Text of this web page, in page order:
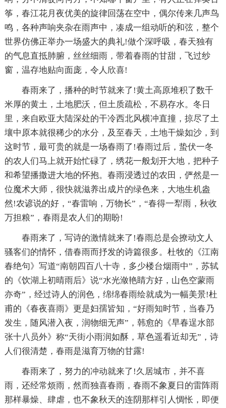
筝，春江花月夜优美的旋律回荡在空中，偶尔传来几声鸟
鸣，各种声响夹杂在雨声中，凑成一组动听的和弦，整个
世界仿佛正举办一场盛大的典礼!做个深呼吸，春天独有
的气息直抵肺腑，丝丝细雨，带着春雨的甘甜，飞过纱
窗，温存地贴向面庞，令人欣喜!
春雨来了，播种的时节就来了!黄土高原堆积了数千
米厚的黄土，土地肥沃，但土质疏松，不易存水。冬日
里，来自欧亚大陆深处的干冷西北风横冲直撞，掠尽了土
壤中原本就很稀少的水分，及至春天，土地干燥如沙，到
这时节，最可贵的就是一场春雨了!春雨过后，蛰伏一冬
的农人们马上就开始忙碌了，绣花一般划开大地，把种子
和希望播撒进大地的怀抱。春雨浸透过的农田，俨然是一
位魔术大师，很快就滋养出成片的绿色来，大地生机盎
然!农谚说的好，“春雷响，万物长”，“春得一犁雨，秋收
万担粮”，春雨是农人们的期盼!
春雨来了，写诗的激情就来了!春雨总是会撩动文人
骚客们的情怀，借春雨而抒发的诗篇很多。杜牧的《江南
春绝句》写道“南朝四百八十寺，多少楼台烟雨中”，苏轼
的《饮湖上初晴雨后》说“水光潋艳睛方好，山色空蒙雨
亦奇”，经过诗人的润色，绵绵春雨绘就成为一幅美景!杜
甫的《春夜喜雨》更是妇孺皆知，“好雨知时节，当春乃
发生，随风潜入夜，润物细无声”，韩愈的《早春逞水部
张十八员外》称“天街小雨润如酥，草色遥看近却无”，诗
人们很清楚，春雨是滋育万物的甘露!
春雨来了，努力的冲动就来了!久居城市，并不喜
雨，还经常烦雨，然而独喜春雨，春雨不象夏日的雷阵雨
那样暴燥、肆虐，也不象秋天的连阴那样引人惆怅，即便